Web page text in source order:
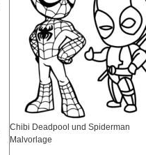
Chibi Deadpool und Spiderman
Malvorlage